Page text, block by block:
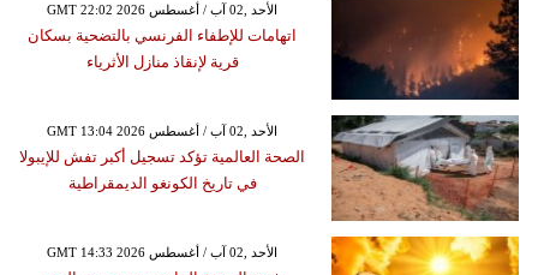
GMT 22:02 2026 الأحد ,02 آب / أغسطس
اتهامات للإطفاء الفرنسي بالتضحية بسكان
قرية لإنقاذ منازل الأثرياء
GMT 13:04 2026 الأحد ,02 آب / أغسطس
الصحة العالمية تؤكد تسجيل أكبر تفش للإيبولا
في تاريخ الكونغو الديمقراطية
GMT 14:33 2026 الأحد ,02 آب / أغسطس